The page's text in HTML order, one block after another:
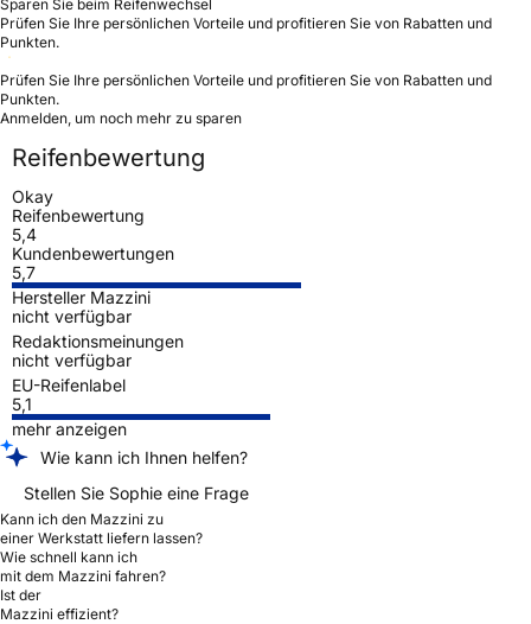
Sparen Sie beim Reifenwechsel
Prüfen Sie Ihre persönlichen Vorteile und profitieren Sie von Rabatten und
Punkten.
Prüfen Sie Ihre persönlichen Vorteile und profitieren Sie von Rabatten und
Punkten.
Anmelden, um noch mehr zu sparen
Reifenbewertung
Okay
Reifenbewertung
5,4
Kundenbewertungen
5,7
Hersteller Mazzini
nicht verfügbar
Redaktionsmeinungen
nicht verfügbar
EU-Reifenlabel
5,1
mehr anzeigen
Wie kann ich Ihnen helfen?
Stellen Sie Sophie eine Frage
Kann ich den Mazzini zu
einer Werkstatt liefern lassen?
Wie schnell kann ich
mit dem Mazzini fahren?
Ist der
Mazzini effizient?